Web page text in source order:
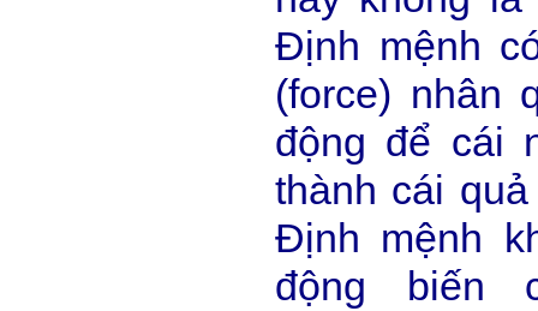
Định mệnh
(force) nhân
động để cái
thành cái
Định mệnh
động biến